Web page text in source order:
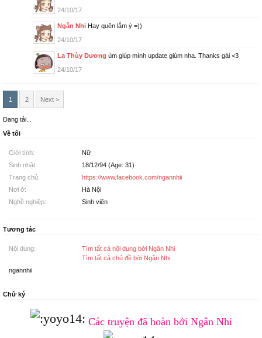
24/10/17
Ngân Nhi Hay quên lắm ý =))
24/10/17
La Thùy Dương ùm giúp mình update giùm nha. Thanks gái <3
24/10/17
1 2 Next >
Đang tải...
Về tôi
Giới tính:
Nữ
Sinh nhật:
18/12/94 (Age: 31)
Trang chủ:
https://www.facebook.com/ngannhii
Nơi ở:
Hà Nội
Nghề nghiệp:
Sinh viên
Tương tác
Nội dung:
Tìm tất cả nội dung bởi Ngân Nhi
Tìm tất cả chủ đề bởi Ngân Nhi
ngannhii
Chữ ký
Các truyện hoàn bởi Ngân Nhi